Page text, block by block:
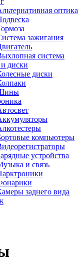
оптика
зажигания
система
диски
диски
компьютеры
устройства
и связь
заднего вида